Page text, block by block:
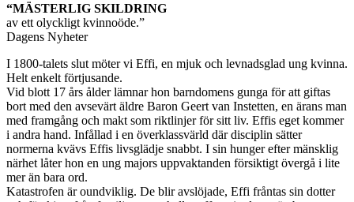
“MÄSTERLIG SKILDRING
av ett olyckligt kvinnoöde.”
Dagens Nyheter
I 1800-talets slut möter vi Effi, en mjuk och levnadsglad ung kvinna.
Helt enkelt förtjusande.
Vid blott 17 års ålder lämnar hon barndomens gunga för att giftas
bort med den avsevärt äldre Baron Geert van Instetten, en ärans man
med framgång och makt som riktlinjer för sitt liv. Effis eget kommer
i andra hand. Infållad i en överklassvärld där disciplin sätter
normerna kvävs Effis livsglädje snabbt. I sin hunger efter mänsklig
närhet låter hon en ung majors uppvaktanden försiktigt övergå i lite
mer än bara ord.
Katastrofen är oundviklig. De blir avslöjade, Effi fråntas sin dotter